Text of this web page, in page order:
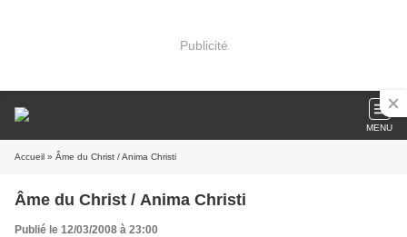
Publicité
MENU
Accueil » Âme du Christ / Anima Christi
Âme du Christ / Anima Christi
Publié le 12/03/2008 à 23:00